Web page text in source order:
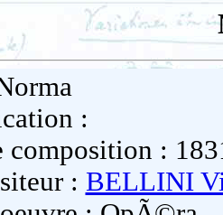
:
composition :
: BELLINI